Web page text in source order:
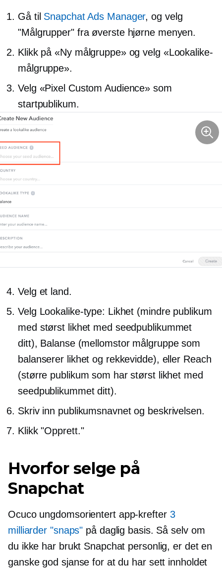
Gå til Snapchat Ads Manager, og velg
"Målgrupper" fra øverste hjørnemenyen.
Klikk på «Ny målgruppe» og velg «Lookalike-
målgruppe».
Velg «Pixel Custom Audience» som
startpublikum.
Velg et land.
Velg Lookalike-type: Likhet (mindre publikum
med størst likhet med seedpublikummet
ditt), Balanse (mellomstormålgruppe som
balanserer likhet og rekkevidde), eller Reach
(større publikum som har størst likhet med
seedpublikummet ditt).
Skriv inn publikumsnavnet og beskrivelsen.
Klikk "Opprett."
Hvorfor selge på
Snapchat
Ocuco ungdomsorientertapp-krefter 3
milliarder "snaps" på daglig basis. Så selv om
du ikke har brukt Snapchat personlig, er det en
ganske god sjanse for at du har sett innholdet